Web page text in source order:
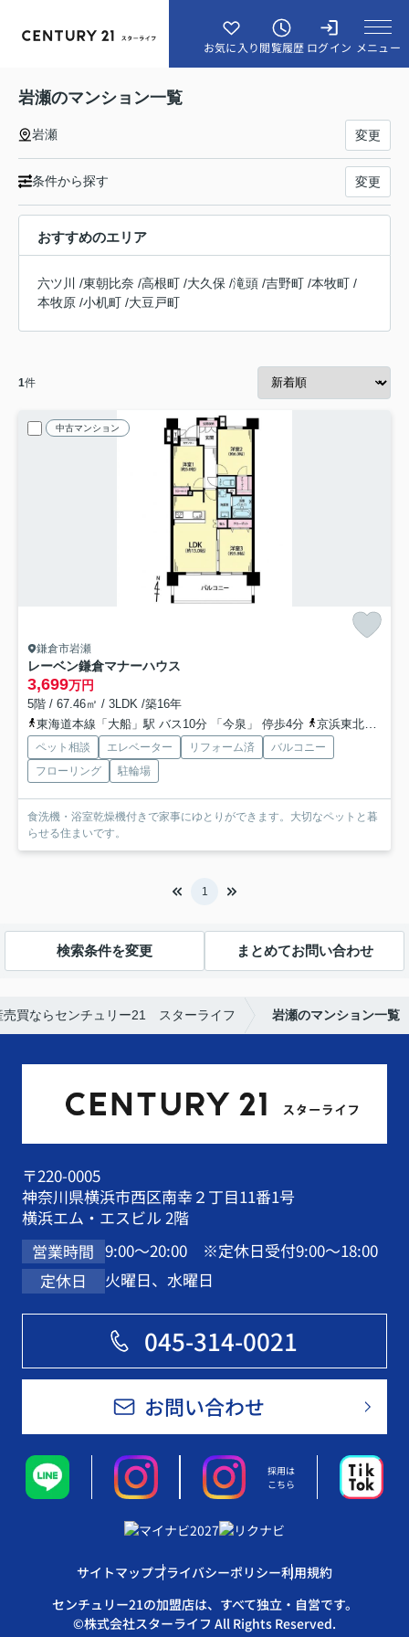
お気に入り閲覧履歴 ログイン メニュー
岩瀬のマンション一覧
岩瀬 変更
条件から探す 変更
おすすめのエリア
六ツ川 /東朝比奈 /高根町 /大久保 /滝頭 /吉野町 /本牧町 /
本牧原 /小机町 /大豆戸町
1件
中古マンション
鎌倉市岩瀬
レーベン鎌倉マナーハウス
3,699万円
5階 / 67.46㎡ / 3LDK /築16年
東海道本線「大船」駅 バス10分 「今泉」 停歩4分
京浜東北線「大船」駅 バス10分 「今泉」 停歩4分
ペット相談 エレベーター リフォーム済
バルコニー
フローリング
駐輪場
食洗機・浴室乾燥機付きで家事にゆとりができます。大切なペットと暮
らせる住まいです。
1
検索条件を変更 まとめてお問い合わせ
売買ならセンチュリー21 スターライフ 岩瀬のマンション一覧
〒220-0005
神奈川県横浜市西区南幸２丁目11番1号
横浜エム・エスビル 2階
営業時間 9:00～20:00 ※定休日受付9:00～18:00
定休日
火曜日、水曜日
045-314-0021
お問い合わせ
採用は
こちら
サイトマッププライバシーポリシー利用規約
センチュリー21の加盟店は、すべて独立・自営です。
©株式会社スターライフ All Rights Reserved.